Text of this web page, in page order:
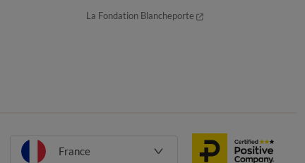
La Fondation Blancheporte
France